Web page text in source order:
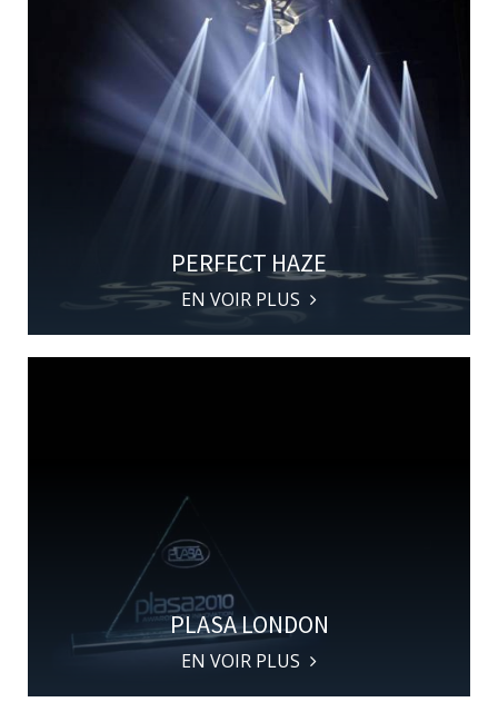
PERFECT HAZE
EN VOIR PLUS
PLASA LONDON
EN VOIR PLUS